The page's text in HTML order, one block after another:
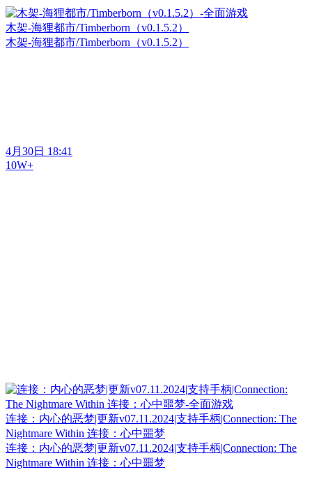
木架-海狸都市/Timberborn（v0.1.5.2）
木架-海狸都市/Timberborn（v0.1.5.2）
4月30日 18:41
10W+
连接：内心的恶梦|更新v07.11.2024|支持手柄|Connection: The
Nightmare Within 连接：心中噩梦
连接：内心的恶梦|更新v07.11.2024|支持手柄|Connection: The
Nightmare Within 连接：心中噩梦